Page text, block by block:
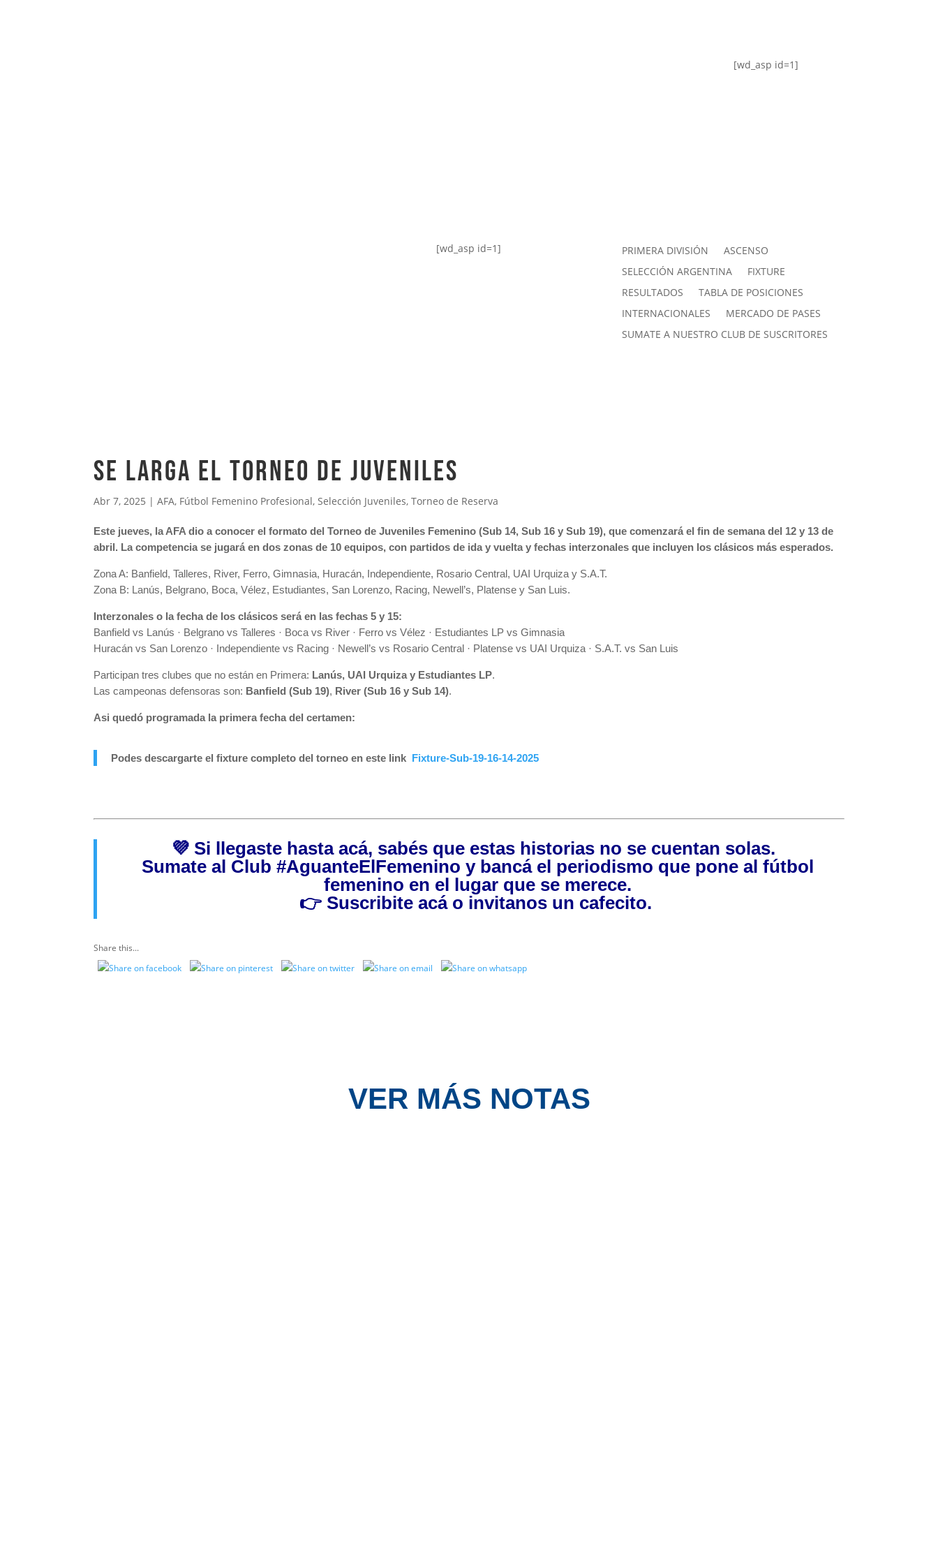
[wd_asp id=1]
[wd_asp id=1] PRIMERA DIVISIÓN
ASCENSO
SELECCIÓN ARGENTINA
FIXTURE
RESULTADOS
TABLA DE POSICIONES
INTERNACIONALES
MERCADO DE PASES
SUMATE A NUESTRO CLUB DE SUSCRITORES
SE LARGA EL TORNEO DE JUVENILES
Abr 7, 2025 |AFA, Fútbol Femenino Profesional, Selección Juveniles,Torneo de Reserva
Este jueves, la AFA dio a conocer el formato del Torneo de Juveniles Femenino (Sub 14, Sub 16 y Sub 19), que comenzará el fin de semana del 12 y 13 de
abril. La competencia se jugará en dos zonas de 10 equipos, con partidos de ida y vuelta y fechas interzonales que incluyen los clásicos más esperados.
Zona A: Banfield, Talleres, River, Ferro, Gimnasia, Huracán, Independiente, Rosario Central, UAI Urquiza y S.A.T.
Zona B: Lanús, Belgrano, Boca, Vélez, Estudiantes, San Lorenzo, Racing, Newell’s, Platense y San Luis.
Interzonales o la fecha de los clásicos será en las fechas 5 y 15:
Banfield vs Lanús · Belgrano vs Talleres · Boca vs River · Ferro vs Vélez · Estudiantes LP vs Gimnasia
Huracán vs San Lorenzo · Independiente vs Racing · Newell’s vs Rosario Central · Platense vs UAI Urquiza · S.A.T. vs San Luis
Participan tres clubes que no están en Primera: Lanús, UAI Urquiza y Estudiantes LP.
Las campeonas defensoras son: Banfield (Sub 19), River (Sub 16 y Sub 14).
Asi quedó programada la primera fecha del certamen:
Podes descargarte el fixture completo del torneo en este link Fixture-Sub-19-16-14-2025
💜 Si llegaste hasta acá, sabés que estas historias no se cuentan solas.
Sumate al Club #AguanteElFemenino y bancá el periodismo que pone al fútbol
femenino en el lugar que se merece.
👉 Suscribite acáo invitanos un cafecito.
Share this...
VER MÁS NOTAS